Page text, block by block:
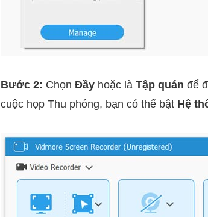
Bước 2: Chọn Đầy hoặc là Tập quán để
cuộc họp Thu phóng, bạn có thể bật Hệ